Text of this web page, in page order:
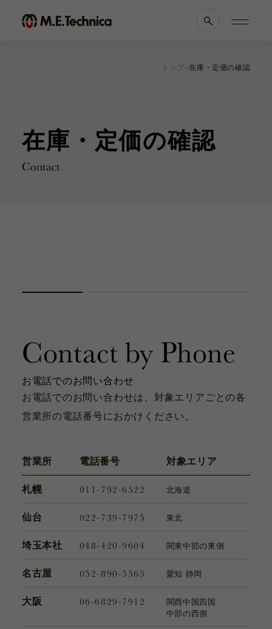
獣医科
他科
滅菌トレー
カタログ
医療機関等との
関係の 透明性に
お問い合わせ
Contact
サポート動画
トップ 在庫・定価の確認
在庫・定価の確認
Contact
Contact by Phone
お電話でのお問い合わせ
お電話でのお問い合わせは、対象エリアごとの各
営業所の電話番号におかけください。
営業所 電話番号 対象エリア
札幌 011-792-6522 北海道
仙台 022-739-7975 東北
埼玉本社 048-420-9604 関東中部の東側
名古屋 052-890-5565 愛知 静岡
大阪 06-6829-7912 関西中国四国
中部の西側